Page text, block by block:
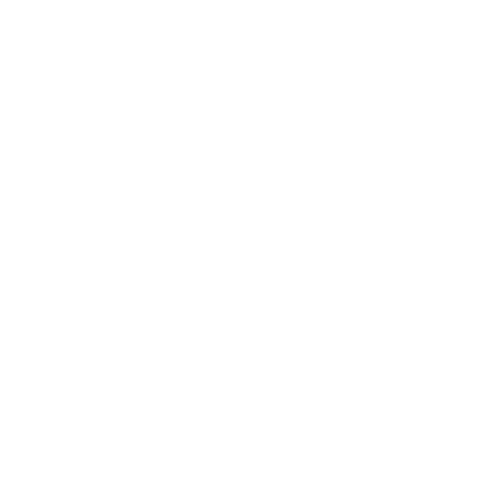
Bücher, Elektronik oder Textilien.
was sowohl Material als auch Lagerplatz spart.
einer nachhaltigen Wahl für umweltbewusste